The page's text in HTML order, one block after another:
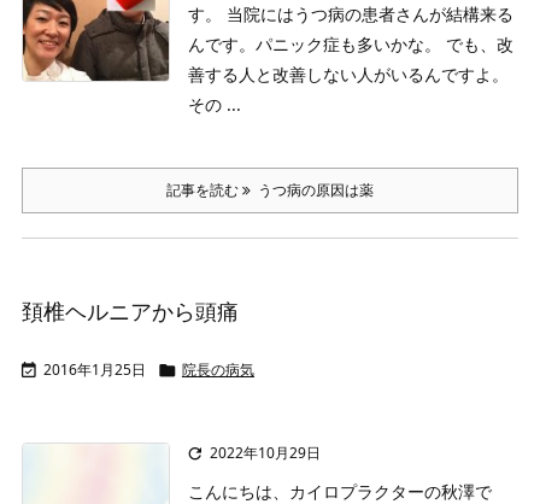
す。
当院にはうつ病の患者さんが結構来る
んです。パニック症も多いかな。
でも、改
善する人と改善しない人がいるんですよ。
その ...
記事を読む うつ病の原因は薬
頚椎ヘルニアから頭痛
 2016年1月25日  院長の病気
 2022年10月29日
こんにちは、カイロプラクターの秋澤で